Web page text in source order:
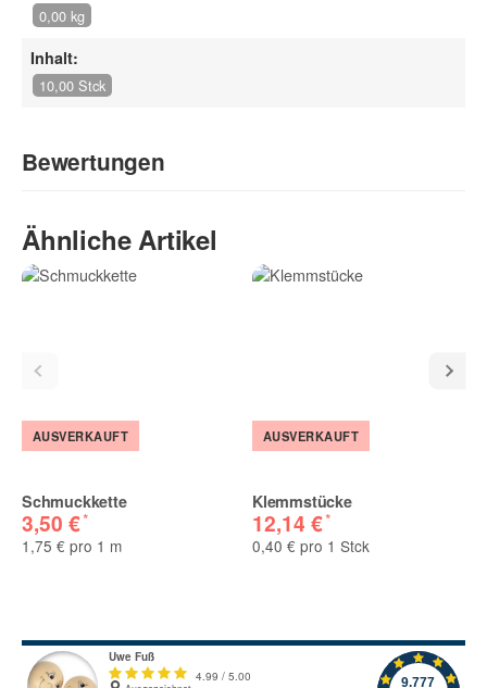
0,00 kg
Inhalt:
10,00 Stck
Bewertungen
Sie Anderen bei der Kaufentscheidung:
Ähnliche Artikel
AUSVERKAUFT
Schmuckkette
3,50 €*
1,75 € pro 1 m
AUSVERKAUFT
Klemmstücke
12,14 €*
0,40 € pro 1 Stck